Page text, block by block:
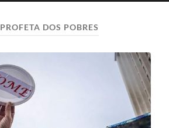
PROFETA DOS POBRES